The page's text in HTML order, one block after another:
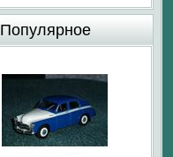
Популярное